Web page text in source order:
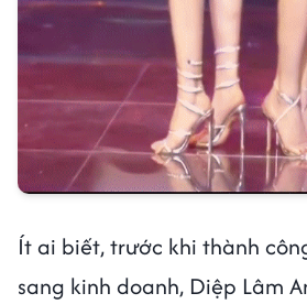
Ít ai biết, trước khi thành
sang kinh doanh, Diệp Lâm